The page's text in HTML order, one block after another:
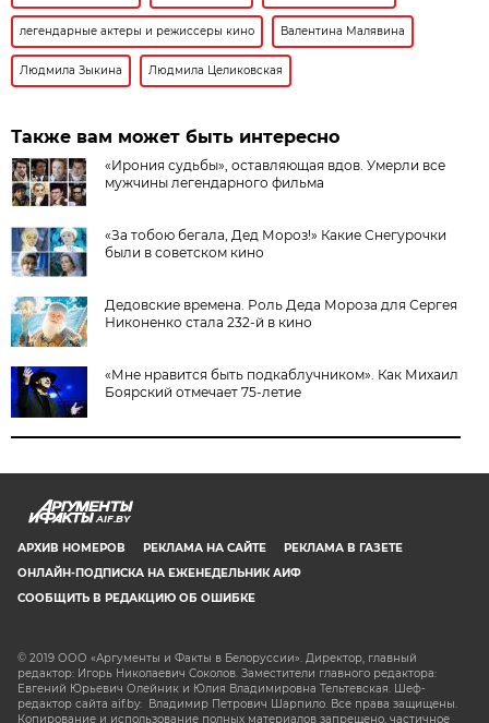
легендарные актеры и режиссеры кино Валентина Малявина
Людмила Зыкина Людмила Целиковская
Также вам может быть интересно
«Ирония судьбы», оставляющая вдов. Умерли все
мужчины легендарного фильма
«За тобою бегала, Дед Мороз!» Какие Снегурочки
были в советском кино
Дедовские времена. Роль Деда Мороза для Сергея
Никоненко стала 232-й в кино
«Мне нравится быть подкаблучником». Как Михаил
Боярский отмечает 75-летие
AIF.BY
АРХИВ НОМЕРОВ РЕКЛАМА НА САЙТЕ
РЕКЛАМА В ГАЗЕТЕ
ОНЛАЙН-ПОДПИСКА НА ЕЖЕНЕДЕЛЬНИК АИФ
СООБЩИТЬ В РЕДАКЦИЮ ОБ ОШИБКЕ
© 2019 ООО «Аргументы и Факты в Белоруссии». Директор, главный
редактор: Игорь Николаевич Соколов. Заместители главного редактора:
Евгений Юрьевич Олейник и Юлия Владимировна Тельтевская. Шеф-
редактор сайта aif.by: Владимир Петрович Шарпило. Все права защищены.
Копирование и использование полных материалов запрещено, частичное